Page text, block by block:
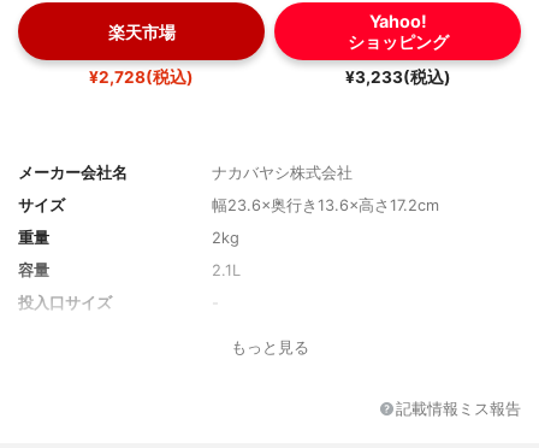
楽天市場
¥2,728(税込)
Yahoo!
ショッピング
¥3,233(税込)
メーカー会社名
ナカバヤシ株式会社
サイズ
幅23.6×奥行き13.6×高さ17.2cm
重量
2kg
容量
2.1L
投入口サイズ
クロスカット
2枚（A5）, 1枚（A42つ折り,郵政はがき）
もっと見る
記載情報ミス報告